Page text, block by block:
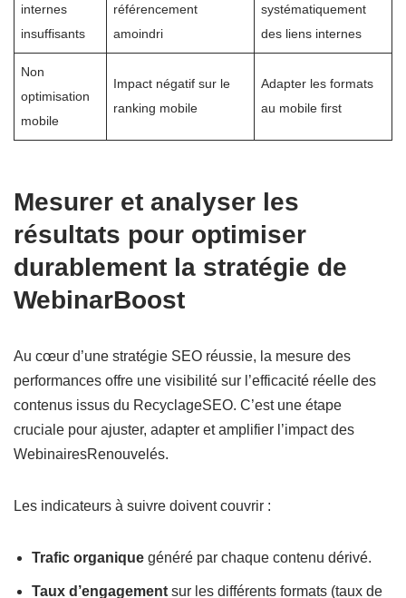
internes
insuffisants
référencement
amoindri
systématiquement
des liens internes
Non
optimisation
mobile
Impact négatif sur le
ranking mobile
Adapter les formats
au mobile first
Mesurer et analyser les
résultats pour optimiser
durablement la stratégie de
WebinarBoost
Au cœur d’une stratégie SEO réussie, la mesure des
performances offre une visibilité sur l’efficacité réelle des
contenus issus du RecyclageSEO. C’est une étape
cruciale pour ajuster, adapter et amplifier l’impact des
WebinairesRenouvelés.
Les indicateurs à suivre doivent couvrir :
Trafic organique généré par chaque contenu dérivé.
Taux d’engagement sur les différents formats (taux de